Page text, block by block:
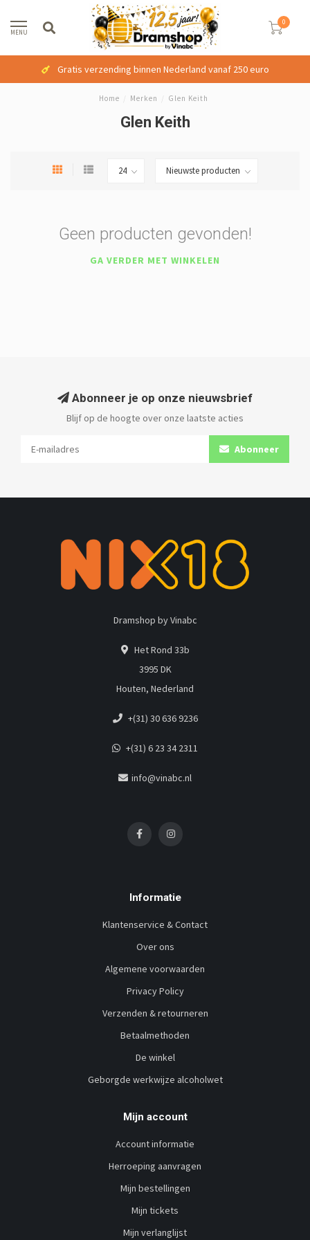
MENU
0
Gratis verzending binnen Nederland vanaf 250 euro
Home Merken Glen Keith
Glen Keith
Geen producten gevonden!
GA VERDER MET WINKELEN
Abonneer je op onze nieuwsbrief
Blijf op de hoogte over onze laatste acties
Abonneer
Dramshop by Vinabc
Het Rond 33b
3995 DK
Houten, Nederland
+(31) 30 636 9236
+(31) 6 23 34 2311
info@vinabc.nl
Informatie
Klantenservice & Contact
Over ons
Algemene voorwaarden
Privacy Policy
Verzenden & retourneren
Betaalmethoden
De winkel
Geborgde werkwijze alcoholwet
Mijn account
Account informatie
Herroeping aanvragen
Mijn bestellingen
Mijn tickets
Mijn verlanglijst